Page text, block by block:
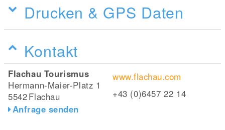
Drucken & GPS Daten
Kontakt
Flachau Tourismus
Hermann-Maier-Platz 1
5542Flachau
Anfrage senden
www.flachau.com
+43 (0)6457 22 14